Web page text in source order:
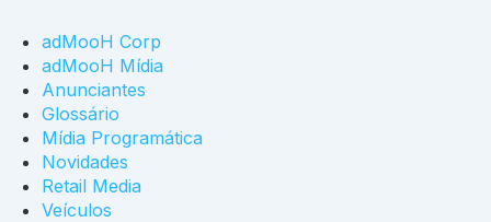
adMooH Corp
adMooH Mídia
Anunciantes
Glossário
Mídia Programática
Novidades
Retail Media
Veículos